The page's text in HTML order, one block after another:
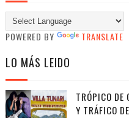
POWERED BY TRANSLATE
LO MÁS LEIDO
TRÓPICO DE
Y TRÁFICO